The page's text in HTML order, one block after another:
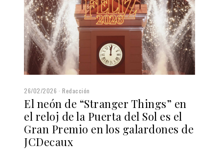
26/02/2026 Redacción
El neón de “Stranger Things” en
el reloj de la Puerta del Sol es el
Gran Premio en los galardones de
JCDecaux